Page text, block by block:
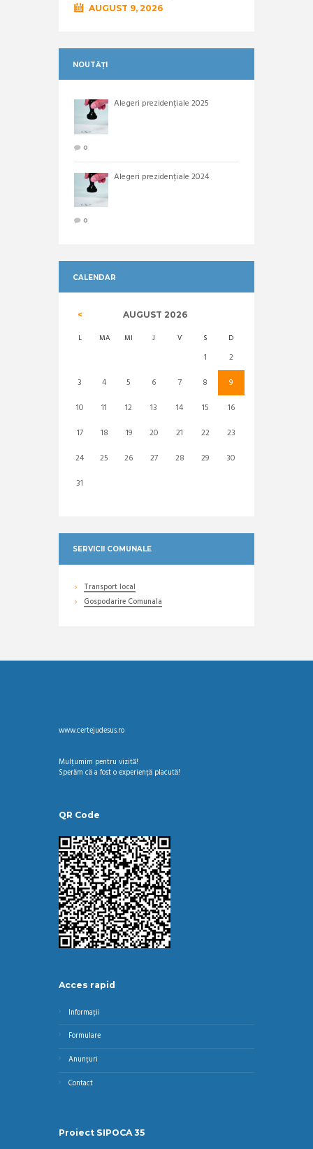
AUGUST 9, 2026
NOUTĂȚI
Alegeri prezidențiale 2025
0
Alegeri prezidențiale 2024
0
CALENDAR
AUGUST 2026
L MA MI J V S D
1
2
3
4 5 6 7 8
9
10
11 12 13 14 15
16
17
18 19 20 21 22
23
24
25 26 27 28 29
30
31
SERVICII COMUNALE
Transport local
Gospodarire Comunala
www.certejudesus.ro
Mulțumim pentru vizită!
Sperăm că a fost o experiență placută!
QR Code
Acces rapid
Informații
Formulare
Anunțuri
Contact
Proiect SIPOCA 35